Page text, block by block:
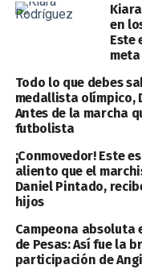
en
Este
meta
Todo lo que debes
medallista olímpico,
Antes de la marcha
futbolista
¡Conmovedor! Este
aliento que el
Daniel Pintado,
hijos
Campeona absoluta
de Pesas: Así fue la
participación de